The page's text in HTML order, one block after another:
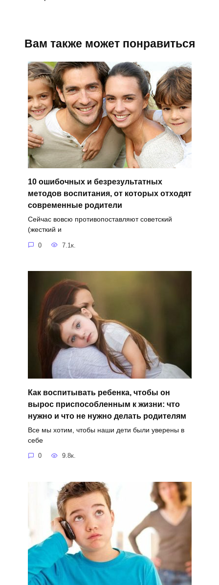
Вам также может понравиться
10 ошибочных и безрезультатных
методов воспитания, от которых отходят
современные родители
Сейчас вовсю противопоставляют советский
(жесткий и
0 7.1к.
Как воспитывать ребенка, чтобы он
вырос приспособленным к жизни: что
нужно и что не нужно делать родителям
Все мы хотим, чтобы наши дети были уверены в
себе
0 9.8к.